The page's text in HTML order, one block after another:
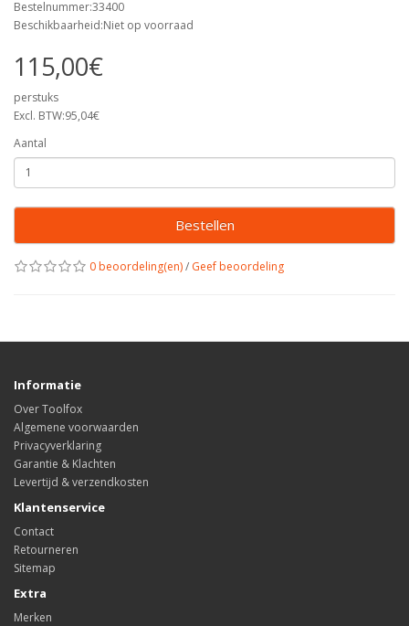
Bestelnummer:33400
Beschikbaarheid:Niet op voorraad
115,00€
perstuks
Excl. BTW:95,04€
Aantal
Bestellen
0 beoordeling(en)/ Geef beoordeling
Informatie
Over Toolfox
Algemene voorwaarden
Privacyverklaring
Garantie & Klachten
Levertijd & verzendkosten
Klantenservice
Contact
Retourneren
Sitemap
Extra
Merken